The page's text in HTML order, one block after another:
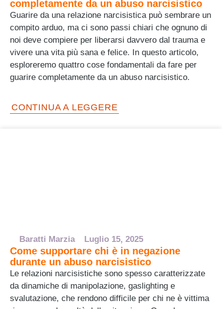
completamente da un abuso narcisistico
Guarire da una relazione narcisistica può sembrare un
compito arduo, ma ci sono passi chiari che ognuno di
noi deve compiere per liberarsi davvero dal trauma e
vivere una vita più sana e felice. In questo articolo,
esploreremo quattro cose fondamentali da fare per
guarire completamente da un abuso narcisistico.
CONTINUA A LEGGERE
Baratti Marzia Luglio 15, 2025
Come supportare chi è in negazione
durante un abuso narcisistico
Le relazioni narcisistiche sono spesso caratterizzate
da dinamiche di manipolazione, gaslighting e
svalutazione, che rendono difficile per chi ne è vittima